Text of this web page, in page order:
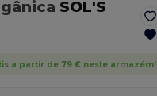
SOL'S
a partir de 79 € neste armazém!